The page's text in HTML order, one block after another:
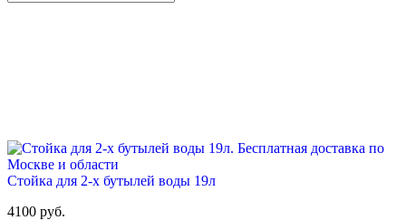
Стойка для 2-х бутылей воды 19л
4100 руб.